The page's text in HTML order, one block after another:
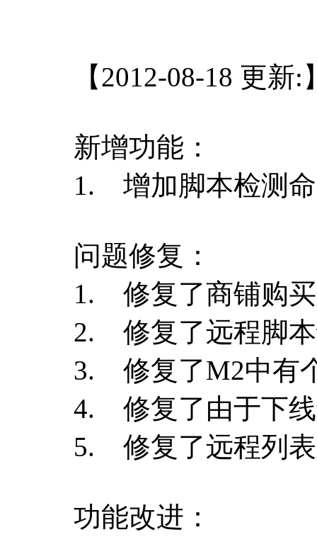
【2012-08-18 更新:
新增功能：
1. 增加脚本检测
问题修复：
1. 修复了商铺购
2. 修复了远程脚本
3. 修复了M2中有
4. 修复了由于下线
5. 修复了远程列
功能改进：